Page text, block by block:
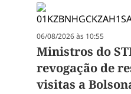
06/08/2026 às 10:55
Ministros do
revogação de
visitas a